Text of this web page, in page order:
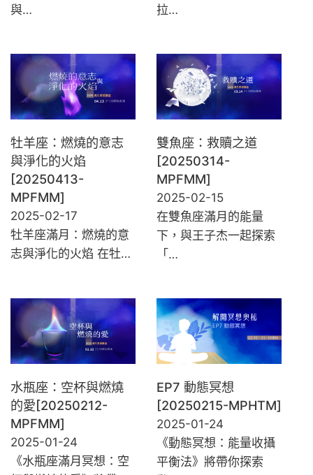
與…
拉…
牡羊座：燃燒的意志
與淨化的火焰
[20250413-
MPFMM]
2025-02-17
牡羊座滿月：燃燒的意
志與淨化的火焰 在牡…
雙魚座：救贖之道
[20250314-
MPFMM]
2025-02-15
在雙魚座滿月的能量
下，與王子杰一起探索
「…
水瓶座：空杯與燃燒
的愛[20250212-
MPFMM]
2025-01-24
《水瓶座滿月冥想：空
EP7 動態冥想
[20250215-MPHTM]
2025-01-24
《動態冥想：能量收攝
平衡法》將帶你探索